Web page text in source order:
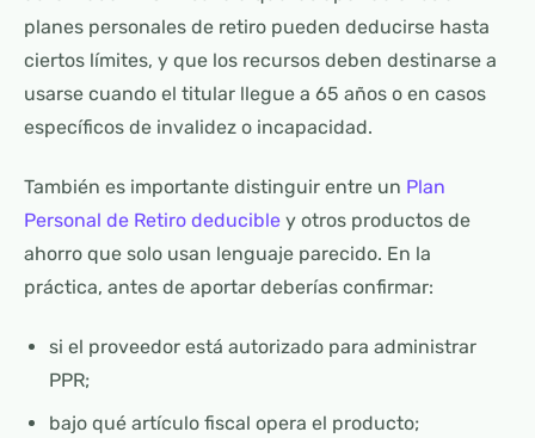
planes personales de retiro pueden deducirse hasta
ciertos límites, y que los recursos deben destinarse a
usarse cuando el titular llegue a 65 años o en casos
específicos de invalidez o incapacidad.
También es importante distinguir entre un Plan
Personal de Retiro deducible y otros productos de
ahorro que solo usan lenguaje parecido. En la
práctica, antes de aportar deberías confirmar:
si el proveedor está autorizado para administrar
PPR;
bajo qué artículo fiscal opera el producto;